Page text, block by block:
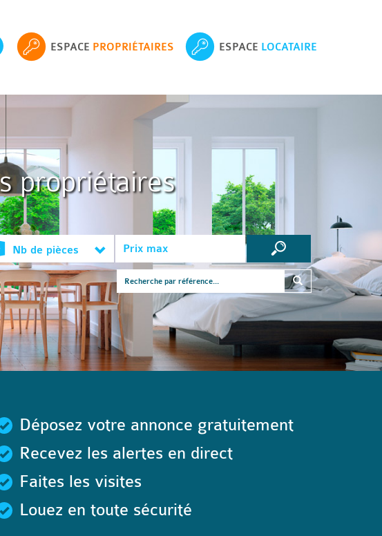
ESPACE PROPRIÉTAIRES ESPACE LOCATAIRE
propriétaires
Nb de pièces
Déposez votre annonce gratuitement
Recevez les alertes en direct
Faites les visites
Louez en toute sécurité